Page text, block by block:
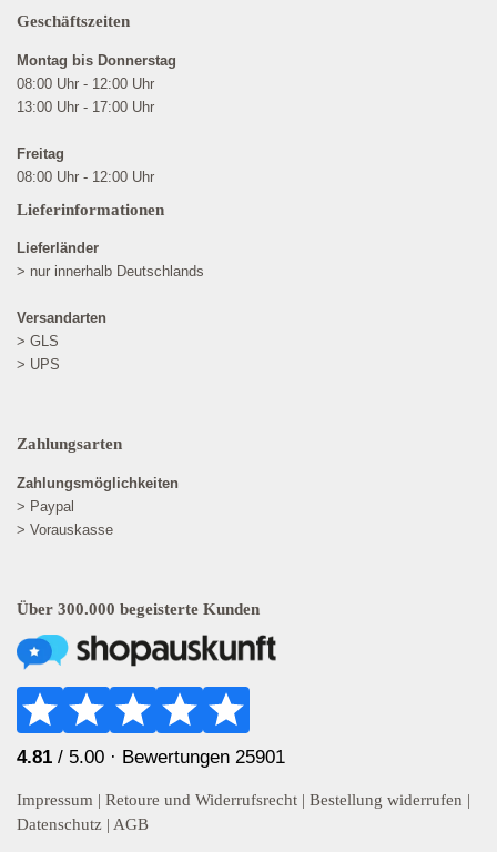
Geschäftszeiten
Montag bis Donnerstag
08:00 Uhr - 12:00 Uhr
13:00 Uhr - 17:00 Uhr
Freitag
08:00 Uhr - 12:00 Uhr
Lieferinformationen
Lieferländer
> nur innerhalb Deutschlands
Versandarten
> GLS
> UPS
Zahlungsarten
Zahlungsmöglichkeiten
> Paypal
> Vorauskasse
Über 300.000 begeisterte Kunden
4.81 / 5.00 · Bewertungen 25901
Impressum | Retoure und Widerrufsrecht | Bestellung widerrufen |
Datenschutz | AGB